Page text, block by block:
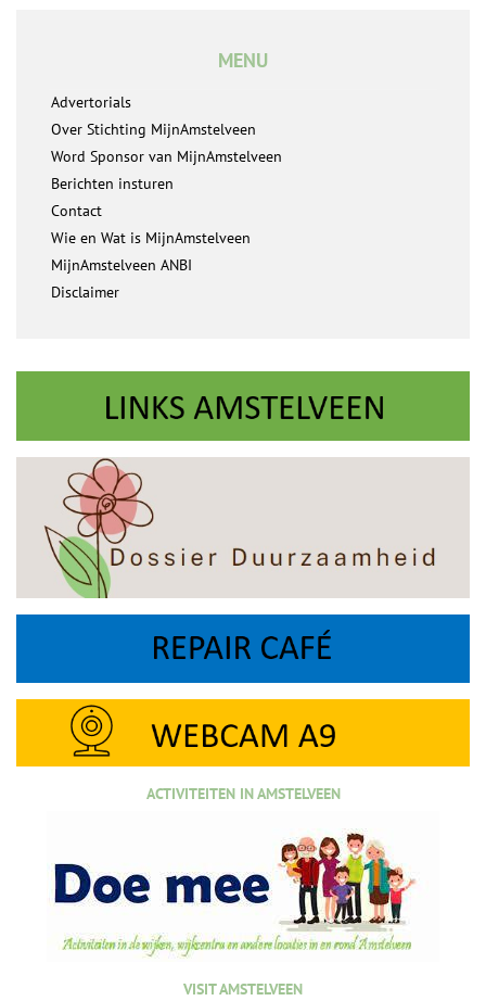
MENU
Advertorials
Over Stichting MijnAmstelveen
Word Sponsor van MijnAmstelveen
Berichten insturen
Contact
Wie en Wat is MijnAmstelveen
MijnAmstelveen ANBI
Disclaimer
ACTIVITEITEN IN AMSTELVEEN
VISIT AMSTELVEEN